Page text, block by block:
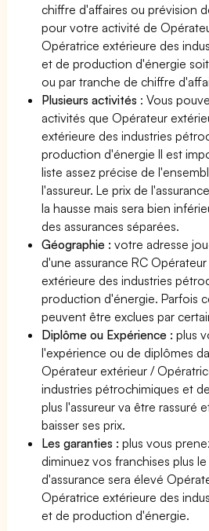
chiffre d'affaires ou prévision
pour votre activité de
Opératrice extérieure des
et de production d'énergie
ou par tranche de chiffre
Plusieurs activités : Vous
activités que Opérateur
extérieure des industries
production d'énergie Il est
liste assez précise de
l'assureur. Le prix de
la hausse mais sera bien
des assurances séparées.
Géographie :votre adresse
d'une assurance RC
extérieure des industries
production d'énergie. Parfois
peuvent être exclues par
Diplôme ou Expérience :plus
l'expérience ou de diplômes
Opérateur extérieur /
industries pétrochimiques et
plus l'assureur va être rassuré
baisser ses prix.
Les garanties :plus vous
diminuez vos franchises plus
d'assurance sera élevé
Opératrice extérieure des
et de production d'énergie.